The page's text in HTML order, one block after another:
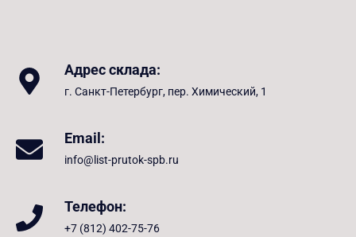
Адрес склада:
г. Санкт-Петербург, пер. Химический, 1
Email:
info@list-prutok-spb.ru
Телефон:
+7 (812) 402-75-76